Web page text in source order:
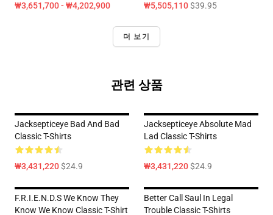
₩3,651,700 - ₩4,202,900 ₩5,505,110$39.95
더 보기
관련 상품
Jacksepticeye Bad And Bad
Classic T-Shirts
₩3,431,220$24.9
Jacksepticeye Absolute Mad
Lad Classic T-Shirts
₩3,431,220$24.9
F.R.I.E.N.D.S We Know They
Know We Know Classic T-Shirt
Better Call Saul In Legal
Trouble Classic T-Shirts